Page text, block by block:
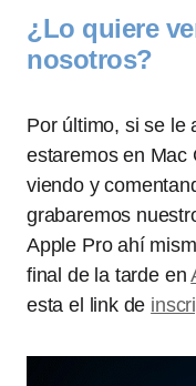
¿Lo quiere
nosotros?
Por último, si se le
estaremos en Mac
viendo y
grabaremos
Apple Pro ahí
final de la tarde en
esta el link de